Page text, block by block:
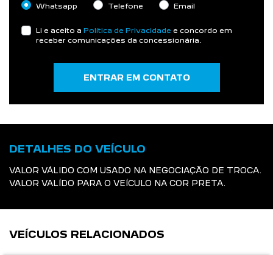
Whatsapp
Telefone Email
Li e aceito a Política de Privacidade e concordo em
receber comunicações da concessionária.
ENTRAR EM CONTATO
DETALHES DO VEÍCULO
VALOR VÁLIDO COM USADO NA NEGOCIAÇÃO DE TROCA.
VALOR VALÍDO PARA O VEÍCULO NA COR PRETA.
VEÍCULOS RELACIONADOS